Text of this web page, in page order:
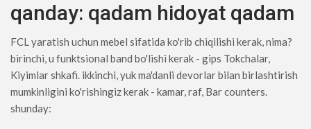
qanday: qadam hidoyat qadam
FCL yaratish uchun mebel sifatida ko'rib chiqilishi kerak, nima?
birinchi, u funktsional band bo'lishi kerak - gips Tokchalar,
Kiyimlar shkafi. ikkinchi, yuk ma'danli devorlar bilan birlashtirish
mumkinligini ko'rishingiz kerak - kamar, raf, Bar counters.
shunday: